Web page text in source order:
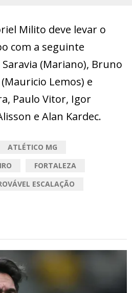
Milito deve levar o
com a seguinte
Saravia (Mariano), Bruno
Lemos) e
Paulo Vitor, Igor
e Alan Kardec.
ATLÉTICO MG
FORTALEZA
ESCALAÇÃO